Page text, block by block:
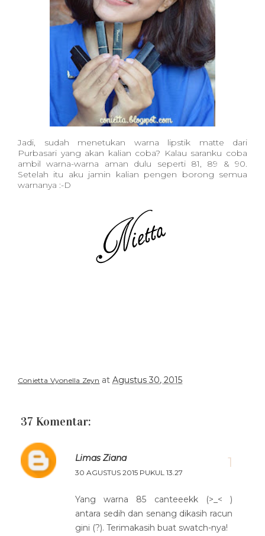
Jadi, sudah menetukan warna lipstik matte dari
Purbasari yang akan kalian coba? Kalau saranku coba
ambil warna-warna aman dulu seperti 81, 89 & 90.
Setelah itu aku jamin kalian pengen borong semua
warnanya :-D
Conietta Vyonella Zeyn atAgustus 30, 2015
37 Komentar:
Limas Ziana
30 AGUSTUS 2015 PUKUL 13.27
Yang warna 85 canteeekk (>_< )
antara sedih dan senang dikasih racun
gini (?). Terimakasih buat swatch-nya!